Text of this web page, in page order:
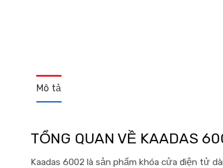
Mô tả
TỔNG QUAN VỀ KAADAS
Kaadas 6002 là sản phẩm khóa cửa điện tử